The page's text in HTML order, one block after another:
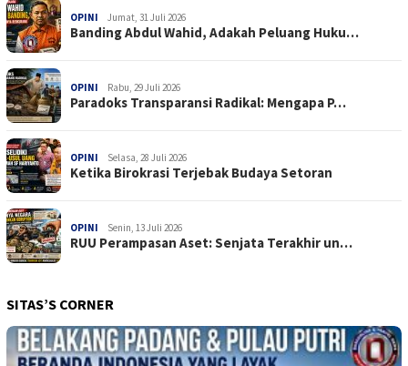
OPINI Jumat, 31 Juli 2026
Banding Abdul Wahid, Adakah Peluang Huku…
OPINI Rabu, 29 Juli 2026
Paradoks Transparansi Radikal: Mengapa P…
OPINI Selasa, 28 Juli 2026
Ketika Birokrasi Terjebak Budaya Setoran
OPINI Senin, 13 Juli 2026
RUU Perampasan Aset: Senjata Terakhir un…
SITAS’S CORNER